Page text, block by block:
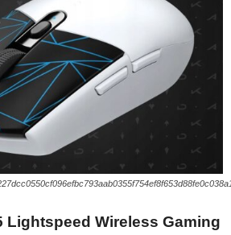
Lightspeed Wireless Gaming